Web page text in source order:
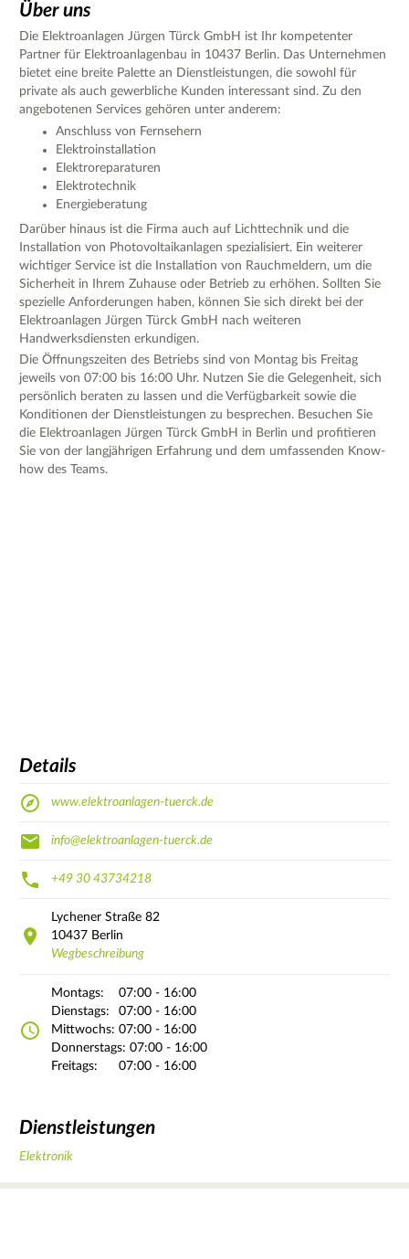
Über uns
Die Elektroanlagen Jürgen Türck GmbH ist Ihr kompetenter
Partner für Elektroanlagenbau in 10437 Berlin. Das Unternehmen
bietet eine breite Palette an Dienstleistungen, die sowohl für
private als auch gewerbliche Kunden interessant sind. Zu den
angebotenen Services gehören unter anderem:
Anschluss von Fernsehern
Elektroinstallation
Elektroreparaturen
Elektrotechnik
Energieberatung
Darüber hinaus ist die Firma auch auf Lichttechnik und die
Installation von Photovoltaikanlagen spezialisiert. Ein weiterer
wichtiger Service ist die Installation von Rauchmeldern, um die
Sicherheit in Ihrem Zuhause oder Betrieb zu erhöhen. Sollten Sie
spezielle Anforderungen haben, können Sie sich direkt bei der
Elektroanlagen Jürgen Türck GmbH nach weiteren
Handwerksdiensten erkundigen.
Die Öffnungszeiten des Betriebs sind von Montag bis Freitag
jeweils von 07:00 bis 16:00 Uhr. Nutzen Sie die Gelegenheit, sich
persönlich beraten zu lassen und die Verfügbarkeit sowie die
Konditionen der Dienstleistungen zu besprechen. Besuchen Sie
die Elektroanlagen Jürgen Türck GmbH in Berlin und profitieren
Sie von der langjährigen Erfahrung und dem umfassenden Know-
how des Teams.
Details
www.elektroanlagen-tuerck.de
info@elektroanlagen-tuerck.de
+49 30 43734218
Lychener Straße 82
10437 Berlin
Wegbeschreibung
Montags:
07:00 - 16:00
Dienstags:
07:00 - 16:00
Mittwochs: 07:00 - 16:00
Donnerstags: 07:00 - 16:00
Freitags:
07:00 - 16:00
Dienstleistungen
Elektronik